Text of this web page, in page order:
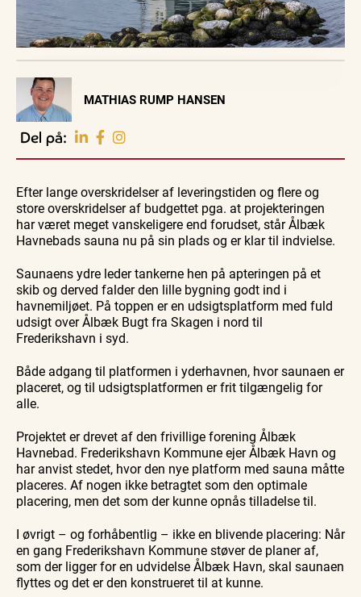
Visit Vendsyssel
EVENTKALENDER
Oplev events i
Vendsyssel
natur og lokale events.
Se events
på
Naturhistorisk
Museum
6. aug.
Skagen
med
Bedford
bussen
fra 1937
MATHIAS RUMP HANSEN
Del på:
Efter lange overskridelser af leveringstiden og flere og
store overskridelser af budgettet pga. at projekteringen
har været meget vanskeligere end forudset, står Ålbæk
Havnebads sauna nu på sin plads og er klar til indvielse.
Saunaens ydre leder tankerne hen på apteringen på et
skib og derved falder den lille bygning godt ind i
havnemiljøet. På toppen er en udsigtsplatform med fuld
udsigt over Ålbæk Bugt fra Skagen i nord til
Frederikshavn i syd.
Både adgang til platformen i yderhavnen, hvor saunaen er
placeret, og til udsigtsplatformen er frit tilgængelig for
alle.
Projektet er drevet af den frivillige forening Ålbæk
Havnebad. Frederikshavn Kommune ejer Ålbæk Havn og
har anvist stedet, hvor den nye platform med sauna måtte
placeres. Af nogen ikke betragtet som den optimale
placering, men det som der kunne opnås tilladelse til.
I øvrigt – og forhåbentlig – ikke en blivende placering: Når
en gang Frederikshavn Kommune støver de planer af,
som der ligger for en udvidelse Ålbæk Havn, skal saunaen
flyttes og det er den konstrueret til at kunne.